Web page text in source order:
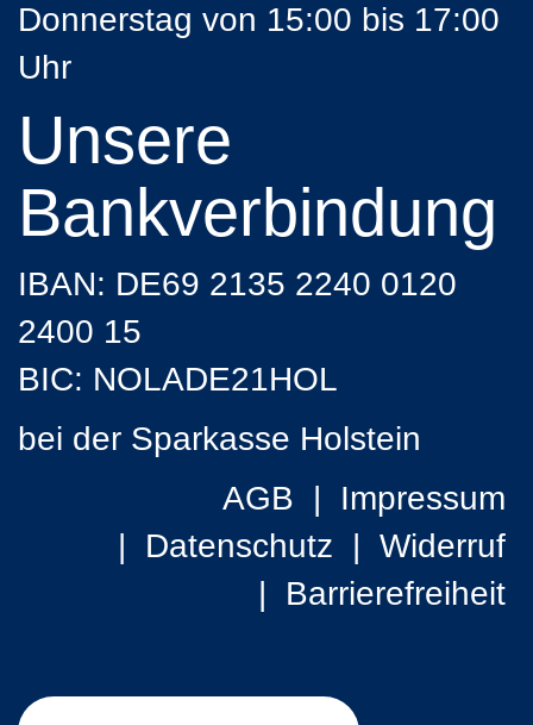
Donnerstag von 15:00 bis 17:00
Uhr
Unsere
Bankverbindung
IBAN: DE69 2135 2240 0120
2400 15
BIC: NOLADE21HOL
bei der Sparkasse Holstein
AGB
Impressum
Datenschutz
Widerruf
Barrierefreiheit